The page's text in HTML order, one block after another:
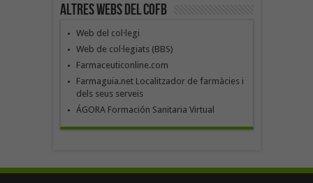
Altres webs del COFB
Web del col·legi
Web de col·legiats (BBS)
Farmaceuticonline.com
Farmaguia.net Localitzador de farmàcies i
dels seus serveis
ÁGORA Formación Sanitaria Virtual